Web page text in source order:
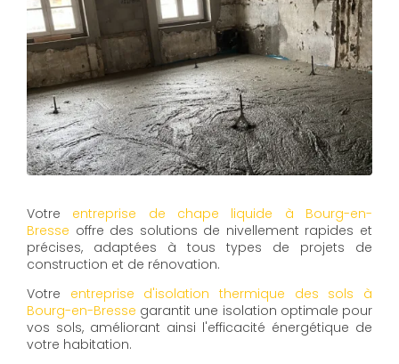
Votre entreprise de chape liquide à Bourg-en-
Bresse offre des solutions de nivellement rapides et
précises, adaptées à tous types de projets de
construction et de rénovation.
Votre entreprise d'isolation thermique des sols à
Bourg-en-Bresse garantit une isolation optimale pour
vos sols, améliorant ainsi l'efficacité énergétique de
votre habitation.